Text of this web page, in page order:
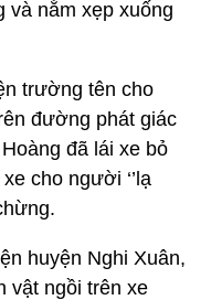
và nằm xẹp xuống
trường tên cho
đường phát giác
Hoàng đã lái xe bỏ
cho người ‘’lạ
huyện Nghi Xuân,
vật ngồi trên xe